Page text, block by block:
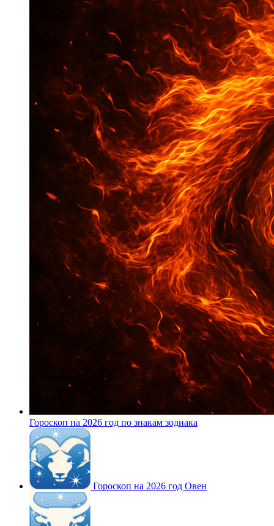
Гороскоп на 2026 год по знакам зодиака
Гороскоп на 2026 год Овен